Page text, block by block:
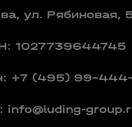
ул. Рябиновая,
1027739644745
+7 (495) 99-
info@luding-